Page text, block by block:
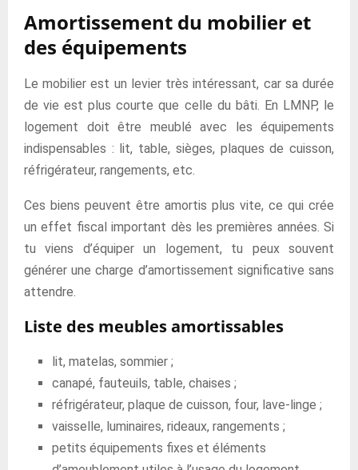
Amortissement du mobilier et
des équipements
Le mobilier est un levier très intéressant, car sa durée
de vie est plus courte que celle du bâti. En LMNP, le
logement doit être meublé avec les équipements
indispensables : lit, table, sièges, plaques de cuisson,
réfrigérateur, rangements, etc.
Ces biens peuvent être amortis plus vite, ce qui crée
un effet fiscal important dès les premières années. Si
tu viens d’équiper un logement, tu peux souvent
générer une charge d’amortissement significative sans
attendre.
Liste des meubles amortissables
lit, matelas, sommier ;
canapé, fauteuils, table, chaises ;
réfrigérateur, plaque de cuisson, four, lave-linge ;
vaisselle, luminaires, rideaux, rangements ;
petits équipements fixes et éléments